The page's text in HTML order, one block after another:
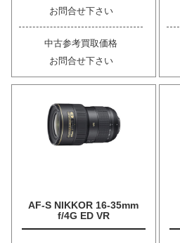
お問合せ下さい
中古参考買取価格
お問合せ下さい
AF-S NIKKOR 16-35mm
f/4G ED VR